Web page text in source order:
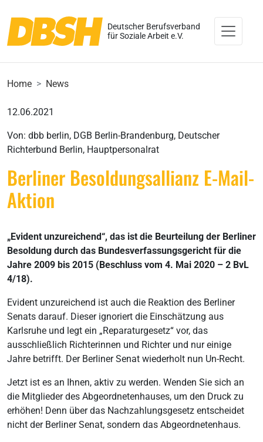
Deutscher Berufsverband
für Soziale Arbeit e.V.
Home News
12.06.2021
Von: dbb berlin, DGB Berlin-Brandenburg, Deutscher
Richterbund Berlin, Hauptpersonalrat
Berliner Besoldungsallianz E-Mail-
Aktion
„Evident unzureichend“, das ist die Beurteilung der Berliner
Besoldung durch das Bundesverfassungsgericht für die
Jahre 2009 bis 2015 (Beschluss vom 4. Mai 2020 – 2 BvL
4/18).
Evident unzureichend ist auch die Reaktion des Berliner
Senats darauf. Dieser ignoriert die Einschätzung aus
Karlsruhe und legt ein „Reparaturgesetz“ vor, das
ausschließlich Richterinnen und Richter und nur einige
Jahre betrifft. Der Berliner Senat wiederholt nun Un-Recht.
Jetzt ist es an Ihnen, aktiv zu werden. Wenden Sie sich an
die Mitglieder des Abgeordnetenhauses, um den Druck zu
erhöhen! Denn über das Nachzahlungsgesetz entscheidet
nicht der Berliner Senat, sondern das Abgeordnetenhaus.